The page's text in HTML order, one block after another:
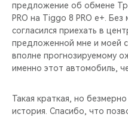
предложение об обмене
PRO на Tiggo 8 PRO e+.
согласился приехать в
предложенной мне и моей
вполне прогнозируемому
именно этот автомобиль,
Такая краткая, но
история. Спасибо, что